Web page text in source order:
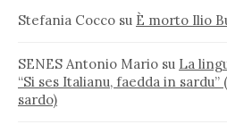
Stefania Cocco su È morto Ilio
SENES Antonio Mario su La
“Si ses Italianu, faedda in
sardo)